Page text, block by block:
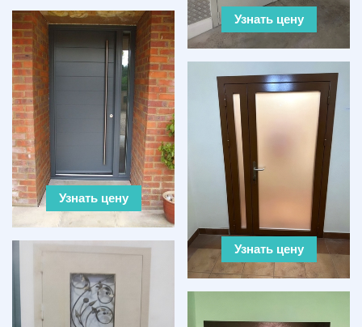
Узнать цену
Узнать цену
Узнать цену